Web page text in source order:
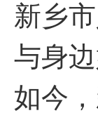
新乡
与身
如今